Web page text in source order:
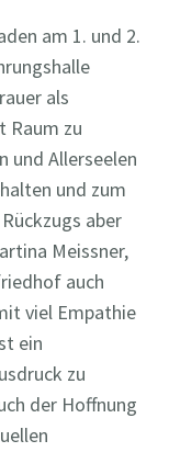
am 1. und 2.
als
Raum zu
und Allerseelen
und zum
aber
Meissner,
auch
viel Empathie
ein
zu
der Hoffnung